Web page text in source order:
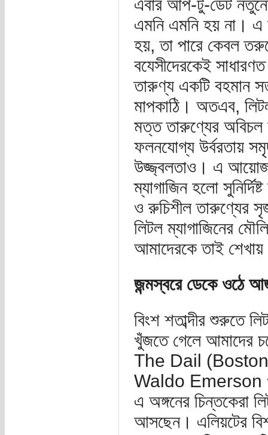
এবার আপ-টু-ডেট
এমনি এমনি হয় না। এ
হয়, তা পারে কেবল
বযেসীদেরকেই
তারুণ্য একটি বহমান
মাপকাঠি। অতএব,
মত্ত তারুণ্যের অবিচল
ফলনযোগ্য উর্বরতায়
উজ্জ্বলতাও। এ
ম্যাগাজিন হলো
ও রুচিশীল তারুণ্যের
লিটল ম্যাগাজিনের
আমাদেরকে তাই
জন্মস্বরে ডেকে ওঠে
বিংশ শতাব্দীর শুরুতে
খুঁজতে গেলে আমাদের
The Dail
Waldo Emerson ও
এ অঙ্গনের চিন্তকেরা
আসছেন। এলিয়টের